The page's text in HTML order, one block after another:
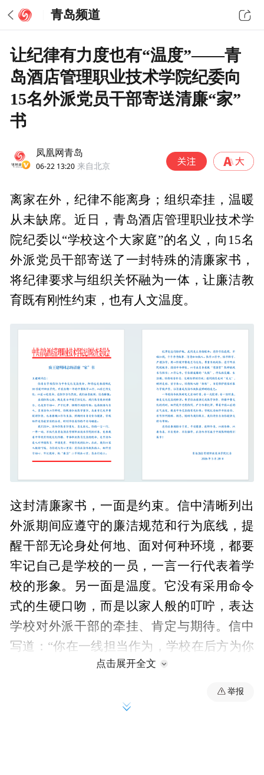
青岛频道
让纪律有力度也有“温度”——青
岛酒店管理职业技术学院纪委向
15名外派党员干部寄送清廉“家”
书
凤凰网青岛
06-22 13:20 来自北京
离家在外，纪律不能离身；组织牵挂，温暖
从未缺席。近日，青岛酒店管理职业技术学
院纪委以“学校这个大家庭”的名义，向15名
外派党员干部寄送了一封特殊的清廉家书，
将纪律要求与组织关怀融为一体，让廉洁教
育既有刚性约束，也有人文温度。
这封清廉家书，一面是约束。信中清晰列出
外派期间应遵守的廉洁规范和行为底线，提
醒干部无论身处何地、面对何种环境，都要
牢记自己是学校的一员，一言一行代表着学
校的形象。另一面是温度。它没有采用命令
式的生硬口吻，而是以家人般的叮咛，表达
学校对外派干部的牵挂、肯定与期待。信中
写道：“你在一线担当作为，学校在后方为你
守好阵地。”短短一句话，让纪律要求多了一
点击展开全文
举报